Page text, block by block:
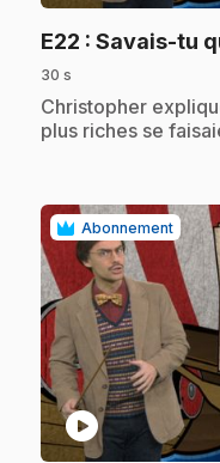
E22 : Savais-tu
30 s
.Christopher
plus riches se
Abonnement
play_circle